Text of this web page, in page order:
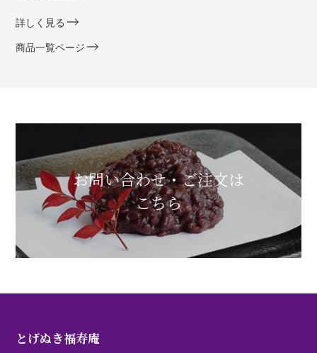
詳しく見る
商品一覧ページ
お問い合わせ・ご注文は
こちら
とげぬき福寿庵